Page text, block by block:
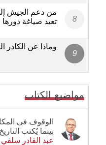
من دعم الجيش
تعيد صياغة دورها
وماذا عن الكادر
مواضيع الكتاب
الوقوف في
بينما يُكتب التاريخ
عبد القادر سلفي